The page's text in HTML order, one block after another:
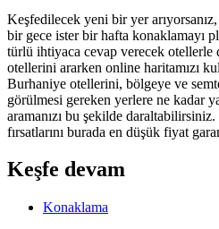
Keşfedilecek yeni bir yer
bir gece ister bir hafta konaklamayı
türlü ihtiyaca cevap verecek
otellerini ararken online haritamızı
Burhaniye otellerini, bölgeye ve
görülmesi gereken yerlere ne kadar
aramanızı bu şekilde
fırsatlarını burada en düşük fiyat
Keşfe devam
Konaklama